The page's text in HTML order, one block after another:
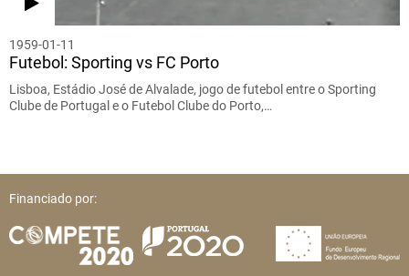
1959-01-11
Futebol: Sporting vs FC Porto
Lisboa, Estádio José de Alvalade, jogo de futebol entre o Sporting
Clube de Portugal e o Futebol Clube do Porto,…
Financiado por: